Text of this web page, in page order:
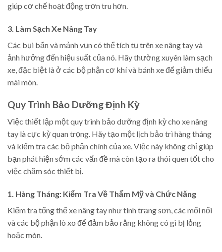
giúp cơ chế hoạt động trơn tru hơn.
3. Làm Sạch Xe Nâng Tay
Các bụi bẩn và mảnh vụn có thể tích tụ trên xe nâng tay và
ảnh hưởng đến hiệu suất của nó. Hãy thường xuyên làm sạch
xe, đặc biệt là ở các bộ phận cơ khí và bánh xe để giảm thiểu
mài mòn.
Quy Trình Bảo Dưỡng Định Kỳ
Việc thiết lập một quy trình bảo dưỡng định kỳ cho xe nâng
tay là cực kỳ quan trọng. Hãy tạo một lịch bảo trì hàng tháng
và kiểm tra các bộ phận chính của xe. Việc này không chỉ giúp
bạn phát hiện sớm các vấn đề mà còn tạo ra thói quen tốt cho
việc chăm sóc thiết bị.
1. Hàng Tháng: Kiểm Tra Về Thẩm Mỹ và Chức Năng
Kiểm tra tổng thể xe nâng tay như tình trạng sơn, các mối nối
và các bộ phận lò xo để đảm bảo rằng không có gì bị lỏng
hoặc mòn.